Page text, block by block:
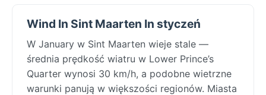
Wind In Sint Maarten In styczeń
W January w Sint Maarten wieje stale —
średnia prędkość wiatru w Lower Prince’s
Quarter wynosi 30 km/h, a podobne wietrzne
warunki panują w większości regionów. Miasta